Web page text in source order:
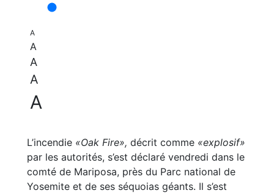
A
A
A
A
A
L’incendie «Oak Fire», décrit comme «explosif»
par les autorités, s’est déclaré vendredi dans le
comté de Mariposa, près du Parc national de
Yosemite et de ses séquoias géants. Il s’est